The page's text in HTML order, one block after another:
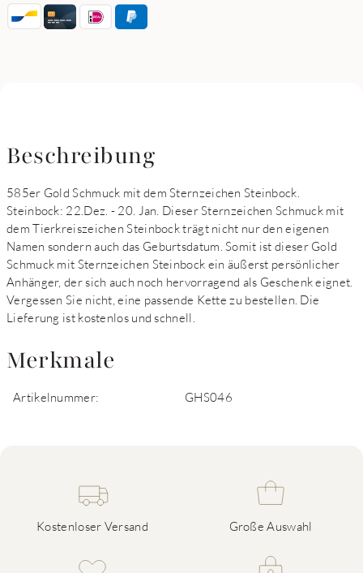
Beschreibung
585er Gold Schmuck mit dem Sternzeichen Steinbock.
Steinbock: 22.Dez. - 20. Jan. Dieser Sternzeichen Schmuck mit
dem Tierkreiszeichen Steinbock trägt nicht nur den eigenen
Namen sondern auch das Geburtsdatum. Somit ist dieser Gold
Schmuck mit Sternzeichen Steinbock ein äußerst persönlicher
Anhänger, der sich auch noch hervorragend als Geschenk eignet.
Vergessen Sie nicht, eine passende Kette zu bestellen. Die
Lieferung ist kostenlos und schnell.
Merkmale
Artikelnummer: GHS046
Kostenloser Versand Große Auswahl